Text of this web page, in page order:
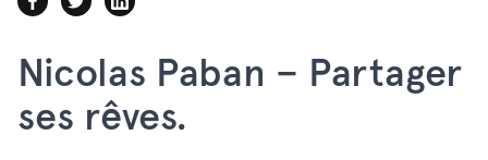
Nicolas Paban – Partager
ses rêves.